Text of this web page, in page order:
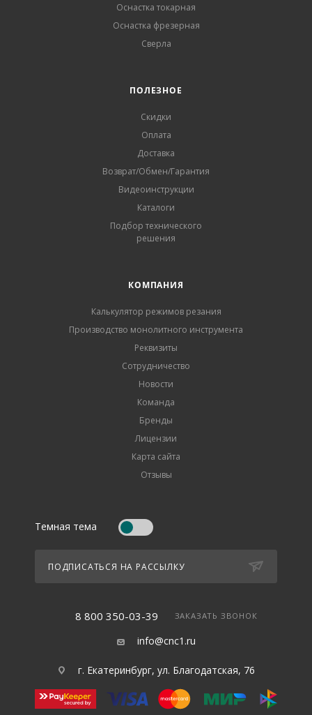
Оснастка токарная
Оснастка фрезерная
Сверла
ПОЛЕЗНОЕ
Скидки
Оплата
Доставка
Возврат/Обмен/Гарантия
Видеоинструкции
Каталоги
Подбор технического
решения
КОМПАНИЯ
Калькулятор режимов резания
Производство монолитного инструмента
Реквизиты
Сотрудничество
Новости
Команда
Бренды
Лицензии
Карта сайта
Отзывы
Темная тема
ПОДПИСАТЬСЯ НА РАССЫЛКУ
8 800 350-03-39 ЗАКАЗАТЬ ЗВОНОК
info@cnc1.ru
г. Екатеринбург, ул. Благодатская, 76